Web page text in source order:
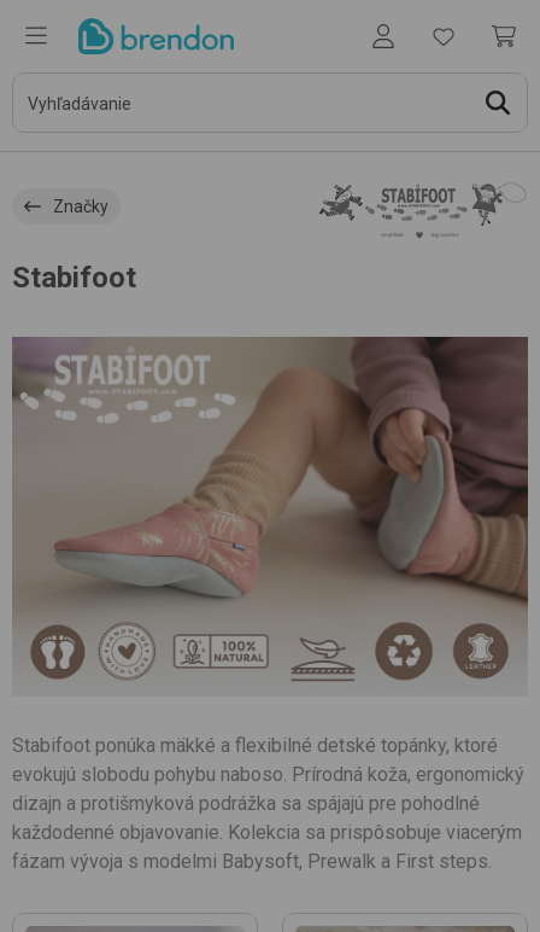
Značky
Stabifoot
Stabifoot ponúka mäkké a flexibilné detské topánky, ktoré
evokujú slobodu pohybu naboso. Prírodná koža, ergonomický
dizajn a protišmyková podrážka sa spájajú pre pohodlné
každodenné objavovanie. Kolekcia sa prispôsobuje viacerým
fázam vývoja s modelmi Babysoft, Prewalk a First steps.